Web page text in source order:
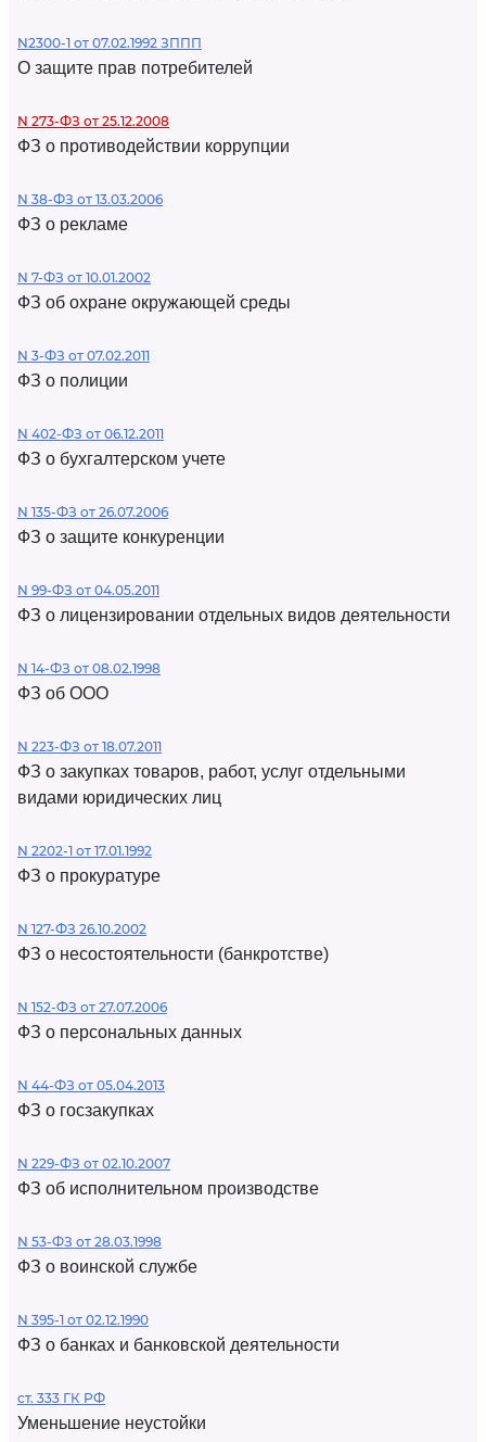
N2300-1 от 07.02.1992 ЗППП
О защите прав потребителей
N 273-ФЗ от 25.12.2008
ФЗ о противодействии коррупции
N 38-ФЗ от 13.03.2006
ФЗ о рекламе
N 7-ФЗ от 10.01.2002
ФЗ об охране окружающей среды
N 3-ФЗ от 07.02.2011
ФЗ о полиции
N 402-ФЗ от 06.12.2011
ФЗ о бухгалтерском учете
N 135-ФЗ от 26.07.2006
ФЗ о защите конкуренции
N 99-ФЗ от 04.05.2011
ФЗ о лицензировании отдельных видов деятельности
N 14-ФЗ от 08.02.1998
ФЗ об ООО
N 223-ФЗ от 18.07.2011
ФЗ о закупках товаров, работ, услуг отдельными
видами юридических лиц
N 2202-1 от 17.01.1992
ФЗ о прокуратуре
N 127-ФЗ 26.10.2002
ФЗ о несостоятельности (банкротстве)
N 152-ФЗ от 27.07.2006
ФЗ о персональных данных
N 44-ФЗ от 05.04.2013
ФЗ о госзакупках
N 229-ФЗ от 02.10.2007
ФЗ об исполнительном производстве
N 53-ФЗ от 28.03.1998
ФЗ о воинской службе
N 395-1 от 02.12.1990
ФЗ о банках и банковской деятельности
ст. 333 ГК РФ
Уменьшение неустойки